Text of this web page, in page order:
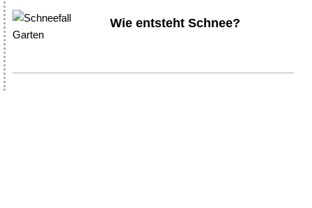
Wie entsteht Schnee?